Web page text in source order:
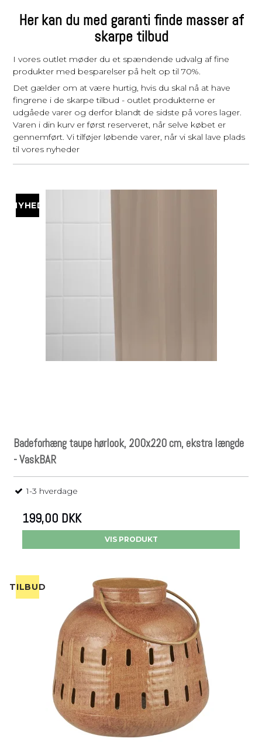
Her kan du med garanti finde masser af
skarpe tilbud
I vores outlet møder du et spændende udvalg af fine
produkter med besparelser på helt op til 70%.
Det gælder om at være hurtig, hvis du skal nå at have
fingrene i de skarpe tilbud - outlet produkterne er
udgåede varer og derfor blandt de sidste på vores lager.
Varen i din kurv er først reserveret, når selve købet er
gennemført. Vi tilføjer løbende varer, når vi skal lave plads
til vores nyheder
NYHED
Badeforhæng taupe hørlook, 200x220 cm, ekstra længde
- VaskBAR
1-3 hverdage
199,00 DKK
VIS PRODUKT
TILBUD